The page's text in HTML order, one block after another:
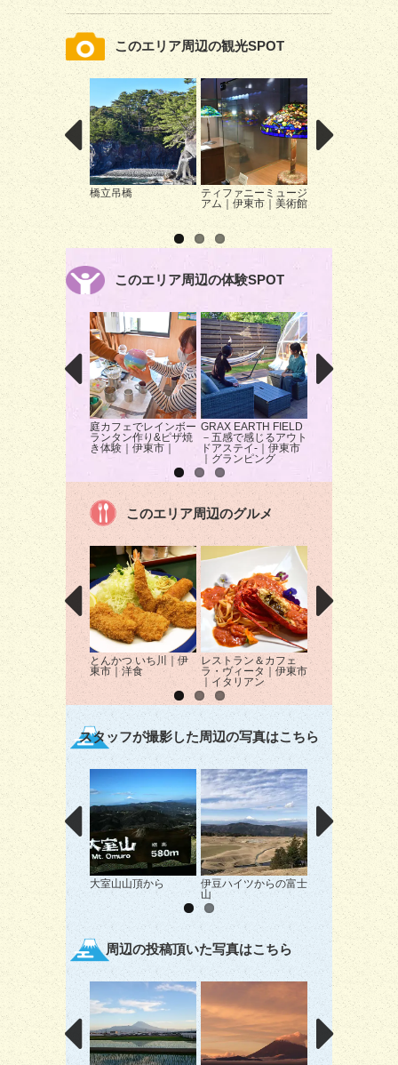
このエリア周辺の観光SPOT
橋立吊橋
ティファニーミュージ
アム｜伊東市｜美術館
伊豆シャボテン
園 カピバラの露
呂｜伊東市｜動
このエリア周辺の体験SPOT
庭カフェでレインボー
ランタン作り&ピザ焼
き体験｜伊東市｜
GRAX EARTH FIELD
－五感で感じるアウト
ドアステイ-｜伊東市
｜グランピング
イエス！ストロ
でバナナ収穫体
東市｜果物狩り
このエリア周辺のグルメ
とんかつ いち川｜伊
東市｜洋食
レストラン＆カフェ
ラ・ヴィータ｜伊東市
｜イタリアン
本家鮪屋｜伊東
鮮
スタッフが撮影した周辺の写真はこちら
大室山山頂から
伊豆ハイツからの富士
山
中伊豆からの富
周辺の投稿頂いた写真はこちら